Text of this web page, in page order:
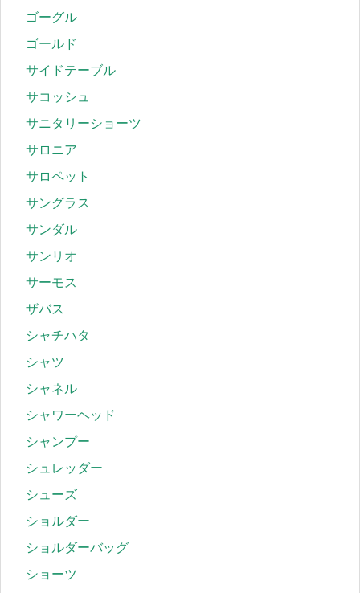
ゴーグル
ゴールド
サイドテーブル
サコッシュ
サニタリーショーツ
サロニア
サロペット
サングラス
サンダル
サンリオ
サーモス
ザバス
シャチハタ
シャツ
シャネル
シャワーヘッド
シャンプー
シュレッダー
シューズ
ショルダー
ショルダーバッグ
ショーツ